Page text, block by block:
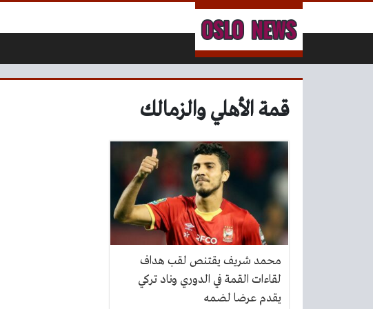
التخطي إلى المحتوى
قمة الأهلي والزمالك
محمد شريف يقتنص لقب هداف
لقاءات القمة في الدوري وناد تركي
يقدم عرضا لضمه